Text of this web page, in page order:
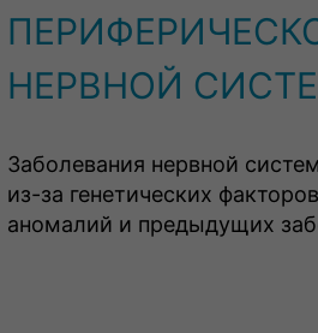
НЕРВНОЙ
Заболевания нервной
из-за генетических
аномалий и предыдущих